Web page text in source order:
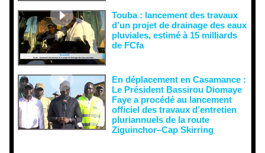
Touba : lancement des travaux
d’un projet de drainage des eaux
pluviales, estimé à 15 milliards
de FCfa ‎
En déplacement en Casamance :
Le Président Bassirou Diomaye
Faye a procédé au lancement
officiel des travaux d’entretien
pluriannuels de la route
Ziguinchor–Cap Skirring